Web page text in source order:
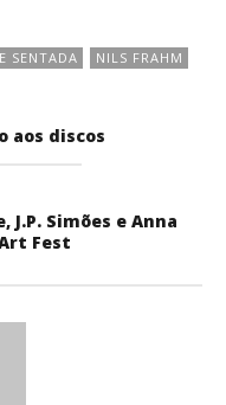
SENTADA NILS FRAHM
aos discos
J.P. Simões e Anna
Fest